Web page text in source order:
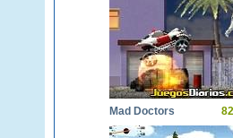
Mad Doctors